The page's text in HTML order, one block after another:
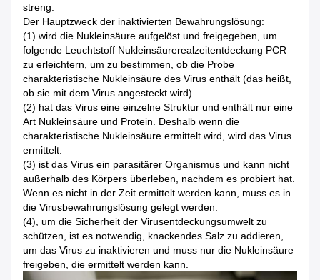
streng.
Der Hauptzweck der inaktivierten Bewahrungslösung:
(1) wird die Nukleinsäure aufgelöst und freigegeben, um
folgende Leuchtstoff Nukleinsäurerealzeitentdeckung PCR
zu erleichtern, um zu bestimmen, ob die Probe
charakteristische Nukleinsäure des Virus enthält (das heißt,
ob sie mit dem Virus angesteckt wird).
(2) hat das Virus eine einzelne Struktur und enthält nur eine
Art Nukleinsäure und Protein. Deshalb wenn die
charakteristische Nukleinsäure ermittelt wird, wird das Virus
ermittelt.
(3) ist das Virus ein parasitärer Organismus und kann nicht
außerhalb des Körpers überleben, nachdem es probiert hat.
Wenn es nicht in der Zeit ermittelt werden kann, muss es in
die Virusbewahrungslösung gelegt werden.
(4), um die Sicherheit der Virusentdeckungsumwelt zu
schützen, ist es notwendig, knackendes Salz zu addieren,
um das Virus zu inaktivieren und muss nur die Nukleinsäure
freigeben, die ermittelt werden kann.